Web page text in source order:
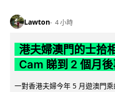
Lawton 4 小時
港夫婦澳門的士拾
Cam 睇到 2 個月
一對香港夫婦今年 5 月遊澳門